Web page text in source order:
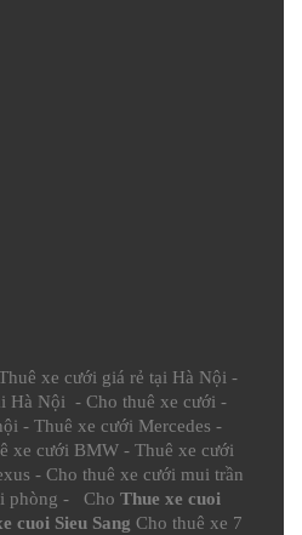
xe cưới giá rẻ tại Hà Nội -
Hà Nội - Cho thuê xe cưới -
- Thuê xe cưới Mercedes -
xe cưới BMW - Thuê xe cưới
- Cho thuê xe cưới mui trần
phòng - Cho Thue xe cuoi
cuoi Sieu Sang Cho thuê xe 7